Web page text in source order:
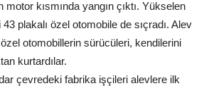
kısmında yangın çıktı. Yükselen
plakalı özel otomobile de sıçradı. Alev
otomobillerin sürücüleri, kendilerini
kurtardılar.
çevredeki fabrika işçileri alevlere ilk